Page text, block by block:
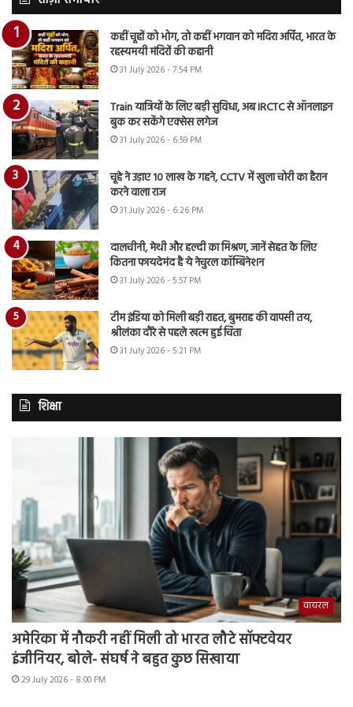
कहीं चूहों को भोग, तो कहीं भगवान को मदिरा अर्पित, भारत के
रहस्यमयी मंदिरों की कहानी
31 July 2026 - 7:54 PM
Train यात्रियों के लिए बड़ी सुविधा, अब IRCTC से ऑनलाइन
बुक कर सकेंगे एक्सेस लगेज
31 July 2026 - 6:59 PM
चूहे ने उड़ाए 10 लाख के गहने, CCTV में खुला चोरी का हैरान
करने वाला राज
31 July 2026 - 6:26 PM
दालचीनी, मेथी और हल्दी का मिश्रण, जानें सेहत के लिए
कितना फायदेमंद है ये नेचुरल कॉम्बिनेशन
31 July 2026 - 5:57 PM
टीम इंडिया को मिली बड़ी राहत, बुमराह की वापसी तय,
श्रीलंका दौरे से पहले खत्म हुई चिंता
31 July 2026 - 5:21 PM
शिक्षा
वायरल
अमेरिका में नौकरी नहीं मिली तो भारत लौटे सॉफ्टवेयर
इंजीनियर, बोले- संघर्ष ने बहुत कुछ सिखाया
29 July 2026 - 8:00 PM